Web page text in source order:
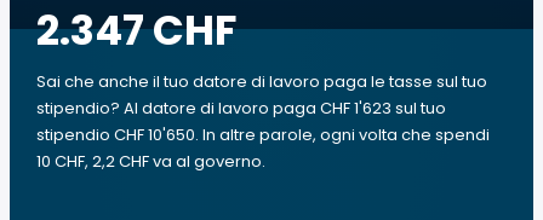
2.347 CHF
Sai che anche il tuo datore di lavoro paga le tasse sul tuo
stipendio? Al datore di lavoro paga CHF 1'623 sul tuo
stipendio CHF 10'650. In altre parole, ogni volta che spendi
10 CHF, 2,2 CHF va al governo.